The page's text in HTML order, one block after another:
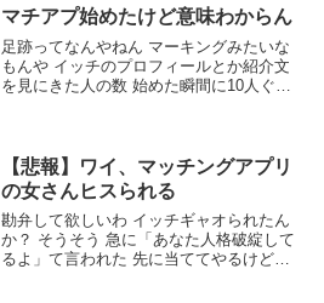
てから何話すんや そりゃ当たって砕けろ
の精神や 当日セックス出来る様に仲を深
める 何の話すればいいんや？
マチアプ始めたけど意味わからん
足跡ってなんやねん マーキングみたいな
もんや イッチのプロフィールとか紹介文
を見にきた人の数 始めた瞬間に10人ぐら
がチラ見した
【悲報】ワイ、マッチングアプリ
の女さんヒスられる
勘弁して欲しいわ イッチギャオられたん
か？ そうそう 急に「あなた人格破綻して
るよ」て言われた 先に当ててやるけど金